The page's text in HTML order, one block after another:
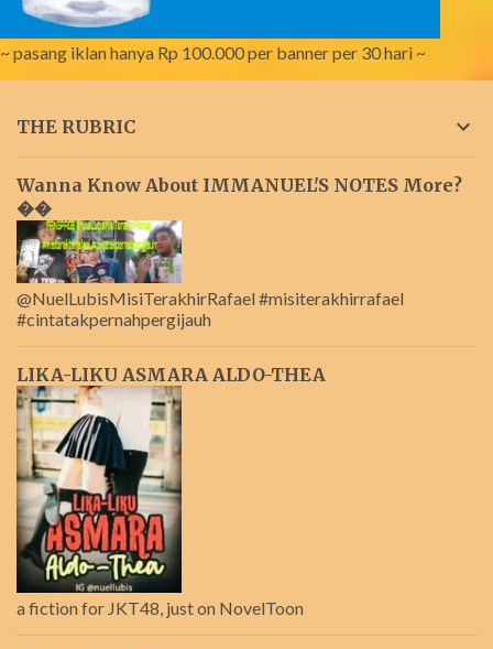
~ pasang iklan hanya Rp 100.000 per banner per 30 hari ~
THE RUBRIC
Wanna Know About IMMANUEL'S NOTES More?
��
@NuelLubisMisiTerakhirRafael #misiterakhirrafael
#cintatakpernahpergijauh
LIKA-LIKU ASMARA ALDO-THEA
a fiction for JKT48, just on NovelToon